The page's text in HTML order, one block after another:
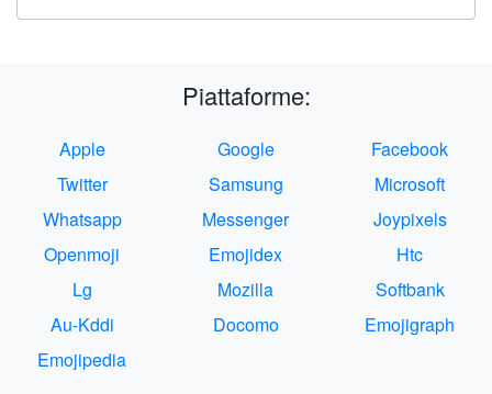
Piattaforme:
Apple Google
Facebook
Twitter
Samsung
Microsoft
Whatsapp
Messenger
Joypixels
Openmoji
Emojidex
Htc
Lg
Mozilla
Softbank
Au-Kddi
Docomo
Emojigraph
Emojipedia